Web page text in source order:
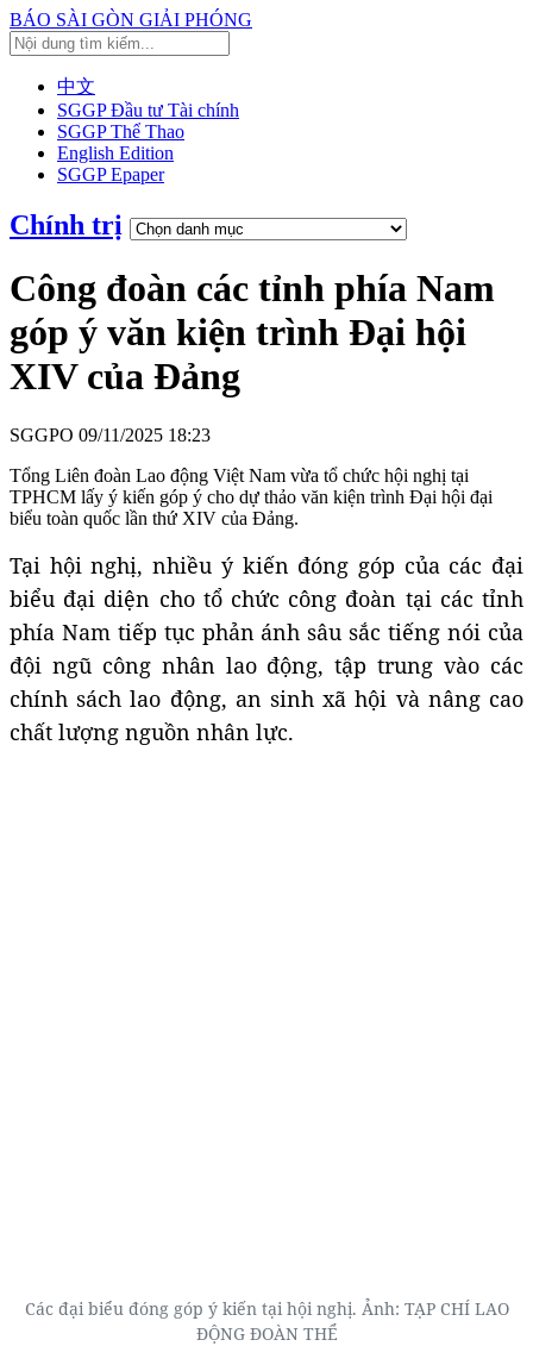
BÁO SÀI GÒN GIẢI PHÓNG
中文
SGGP Đầu tư Tài chính
SGGP Thể Thao
English Edition
SGGP Epaper
Chính trị
Công đoàn các tỉnh phía Nam
góp ý văn kiện trình Đại hội
XIV của Đảng
SGGPO 09/11/2025 18:23
Tổng Liên đoàn Lao động Việt Nam vừa tổ chức hội nghị tại
TPHCM lấy ý kiến góp ý cho dự thảo văn kiện trình Đại hội đại
biểu toàn quốc lần thứ XIV của Đảng.
Tại hội nghị, nhiều ý kiến đóng góp của các đại
biểu đại diện cho tổ chức công đoàn tại các tỉnh
phía Nam tiếp tục phản ánh sâu sắc tiếng nói của
đội ngũ công nhân lao động, tập trung vào các
chính sách lao động, an sinh xã hội và nâng cao
chất lượng nguồn nhân lực.
Các đại biểu đóng góp ý kiến tại hội nghị. Ảnh: TẠP CHÍ LAO
ĐỘNG ĐOÀN THỂ